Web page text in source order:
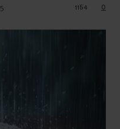
0
1154